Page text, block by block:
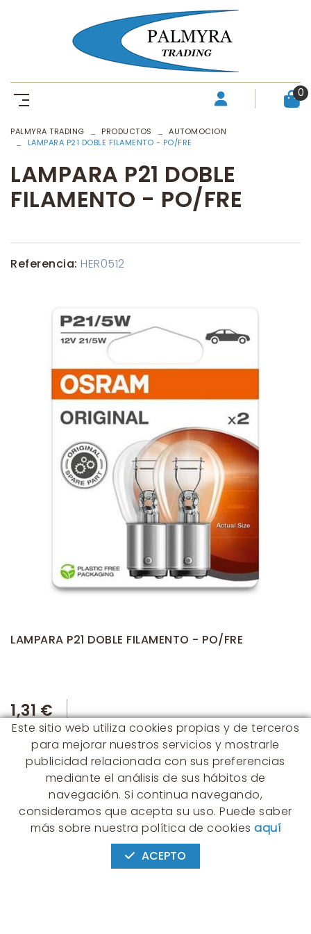
0
PALMYRA TRADING PRODUCTOS
AUTOMOCION
LAMPARA P21 DOBLE FILAMENTO - PO/FRE
LAMPARA P21 DOBLE
FILAMENTO - PO/FRE
Referencia: HER0512
LAMPARA P21 DOBLE FILAMENTO - PO/FRE
1,31 €
CONTACTO
Albert Einstein, 54 - 60 - Nave 3
08940 Cornellà de Llobregat
(BARCELONA)
Este sitio web utiliza cookies propias y de terceros
para mejorar nuestros servicios y mostrarle
publicidad relacionada con sus preferencias
mediante el análisis de sus hábitos de
navegación. Si continua navegando,
consideramos que acepta su uso. Puede saber
más sobre nuestra política de cookies aquí
ACEPTO